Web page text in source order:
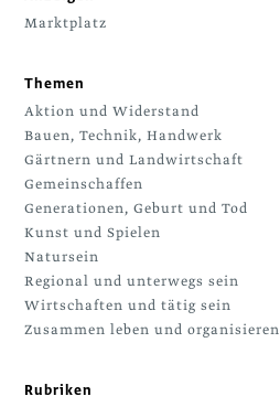
Marktplatz
Themen
Aktion und Widerstand
Bauen, Technik, Handwerk
Gärtnern und Landwirtschaft
Gemeinschaffen
Generationen, Geburt und Tod
Kunst und Spielen
Natursein
Regional und unterwegs sein
Wirtschaften und tätig sein
Zusammen leben und organisieren
Rubriken